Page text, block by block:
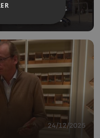
en
24/12/2025